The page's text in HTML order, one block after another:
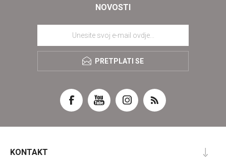
NOVOSTI
PRETPLATI SE
KONTAKT